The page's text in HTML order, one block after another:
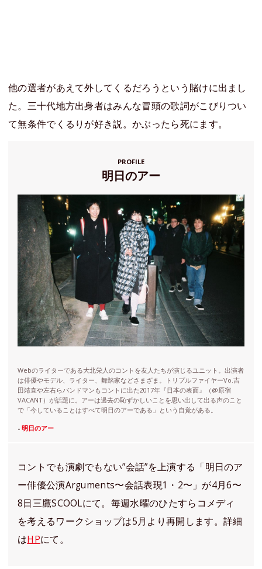
他の選者があえて外してくるだろうという賭けに出まし
た。三十代地方出身者はみんな冒頭の歌詞がこびりつい
て無条件でくるりが好き説。かぶったら死にます。
PROFILE
明日のアー
Webのライターである大北栄人のコントを友人たちが演じるユニット。出演者
は俳優やモデル、ライター、舞踏家などさまざま。トリプルファイヤーVo.吉
田靖直や左右らバンドマンもコントに出た2017年『日本の表面』（@原宿
VACANT）が話題に。アーは過去の恥ずかしいことを思い出して出る声のこと
で「今していることはすべて明日のアーである」という自覚がある。
- 明日のアー
コントでも演劇でもない”会話”を上演する「明日のア
ー俳優公演Arguments〜会話表現1・2〜」が4月6〜
8日三鷹SCOOLにて。毎週水曜のひたすらコメディ
を考えるワークショップは5月より再開します。詳細
はHPにて。